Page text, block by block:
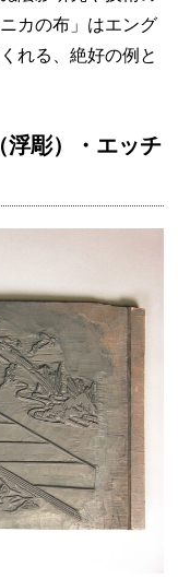
カの布」はエング
れる、絶好の例と
浮彫）・エッチ